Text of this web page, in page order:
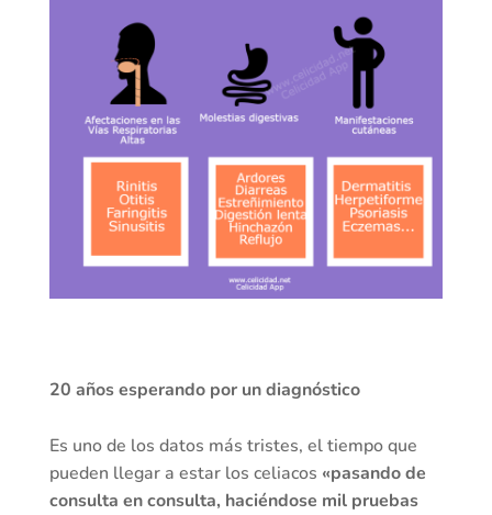
20 años esperando por un diagnóstico
Es uno de los datos más tristes, el tiempo que
pueden llegar a estar los celiacos «pasando de
consulta en consulta, haciéndose mil pruebas